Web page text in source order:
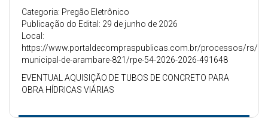
Categoria: Pregão Eletrônico
Publicação do Edital: 29 de junho de 2026
Local:
https://www.portaldecompraspublicas.com.br/processos/rs/
municipal-de-arambare-821/rpe-54-2026-2026-491648
EVENTUAL AQUISIÇÃO DE TUBOS DE CONCRETO PARA
OBRA HÍDRICAS VIÁRIAS